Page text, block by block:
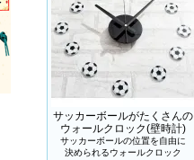
サッカーボールがたくさんの
ウォールクロック(壁時計)
サッカーボールの位置を自由に
決められるウォールクロック